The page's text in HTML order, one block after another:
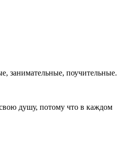
занимательные, поучительные.
душу, потому что в каждом